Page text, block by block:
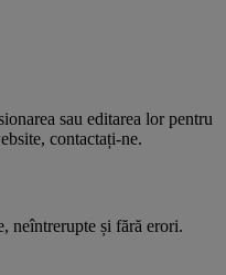
sau editarea lor pentru
contactați-ne.
neîntrerupte și fără erori.